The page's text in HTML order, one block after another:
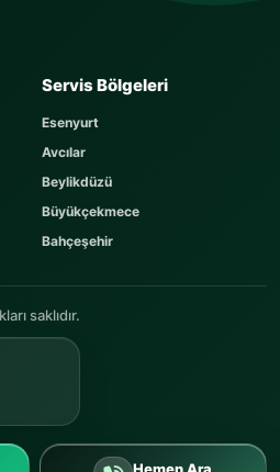
Gönder
soru-cevap alanına
Servis Bölgeleri
Esenyurt
Avcılar
Beylikdüzü
Büyükçekmece
Bahçeşehir
saklıdır.